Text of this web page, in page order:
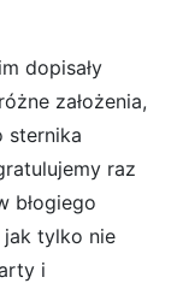
dopisały
założenia,
sternika
raz
błogiego
jak tylko nie
i